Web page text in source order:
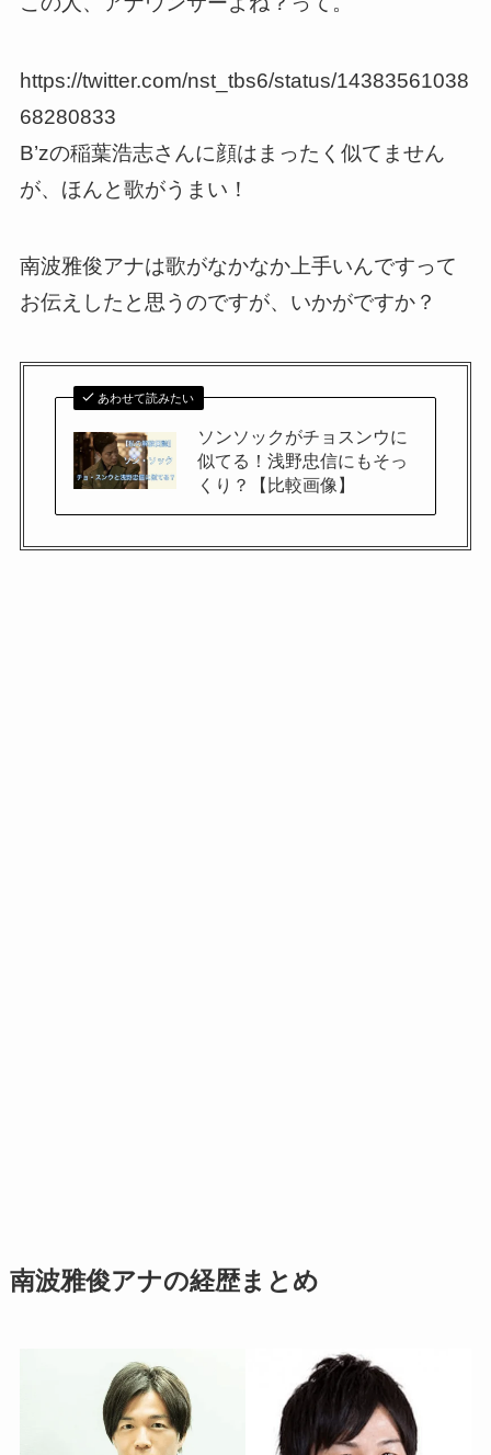
https://twitter.com/nst_tbs6/status/14383561038
68280833
B’zの稲葉浩志さんに顔はまったく似てません
が、ほんと歌がうまい！
南波雅俊アナは歌がなかなか上手いんですって
お伝えしたと思うのですが、いかがですか？
あわせて読みたい
ソンソックがチョスンウに
似てる！浅野忠信にもそっ
くり？【比較画像】
南波雅俊アナの経歴まとめ